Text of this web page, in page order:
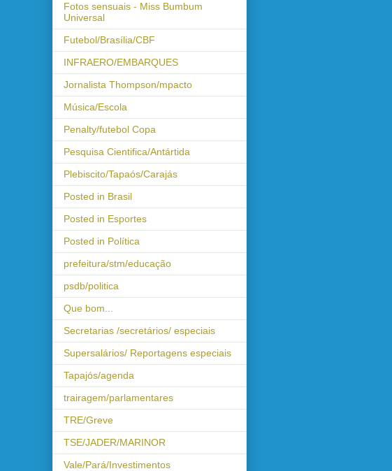
Fotos sensuais - Miss Bumbum
Universal
Futebol/Brasília/CBF
INFRAERO/EMBARQUES
Jornalista Thompson/mpacto
Música/Escola
Penalty/futebol Copa
Pesquisa Cientifica/Antártida
Plebiscito/Tapaós/Carajás
Posted in Brasil
Posted in Esportes
Posted in Política
prefeitura/stm/educação
psdb/politica
Que bom...
Secretarias /secretários/ especiais
Supersalários/ Reportagens especiais
Tapajós/agenda
trairagem/parlamentares
TRE/Greve
TSE/JADER/MARINOR
Vale/Pará/Investimentos